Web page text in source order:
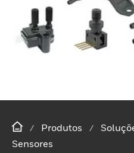
Produtos
Sensores